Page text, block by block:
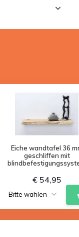
Eiche wandtafel 36
geschliffen mit
€ 54,95